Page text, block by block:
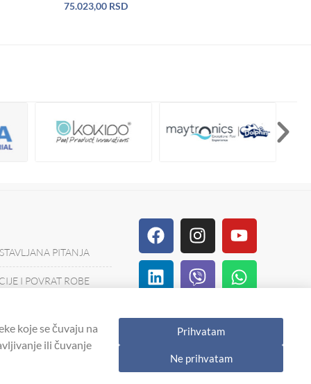
75.023,00 RSD
PITANJA
I POVRAT ROBE
FacebookInstagramYoutube
Linkedin
Viber
TiktokPinterestHouzz
koje se čuvaju na
ili čuvanje
Prihvatam
Ne prihvatam